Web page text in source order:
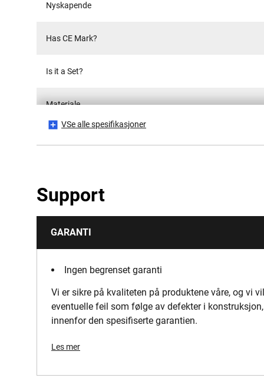
Nyskapende
Has CE Mark?
Is it a Set?
Materiale
Produkthøyde [mm]
Produktlengde [mm]
Antall produktpakker
Produktets vekt [Kg]
VSe alle spesifikasjoner
Support
GARANTI
Ingen begrenset garanti
Vi er sikre på kvaliteten på produktene våre, og vi
eventuelle feil som følge av defekter i
innenfor den spesifiserte garantien.
Les mer